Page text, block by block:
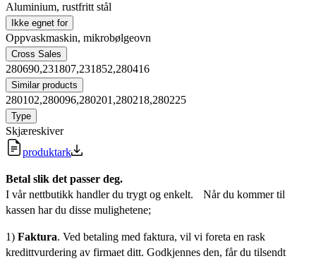
Aluminium, rustfritt stål
Ikke egnet for
Oppvaskmaskin, mikrobølgeovn
Cross Sales
280690,231807,231852,280416
Similar products
280102,280096,280201,280218,280225
Type
Skjæreskiver
produktark
Betal slik det passer deg.
I vår nettbutikk handler du trygt og enkelt. Når du kommer til
kassen har du disse mulighetene;
1) Faktura. Ved betaling med faktura, vil vi foreta en rask
kredittvurdering av firmaet ditt. Godkjennes den, får du tilsendt